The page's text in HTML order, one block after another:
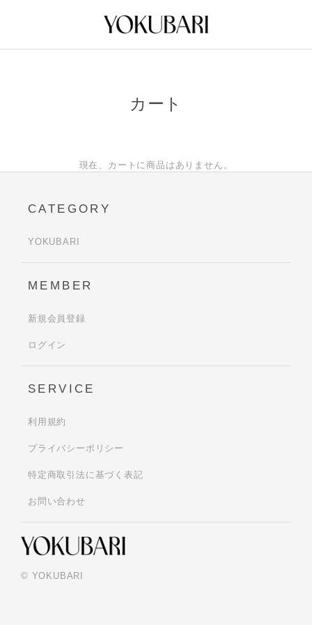
カート
現在、カートに商品はありません。
© YOKUBARI
CATEGORY
YOKUBARI
MEMBER
新規会員登録
ログイン
SERVICE
利用規約
プライバシーポリシー
特定商取引法に基づく表記
お問い合わせ